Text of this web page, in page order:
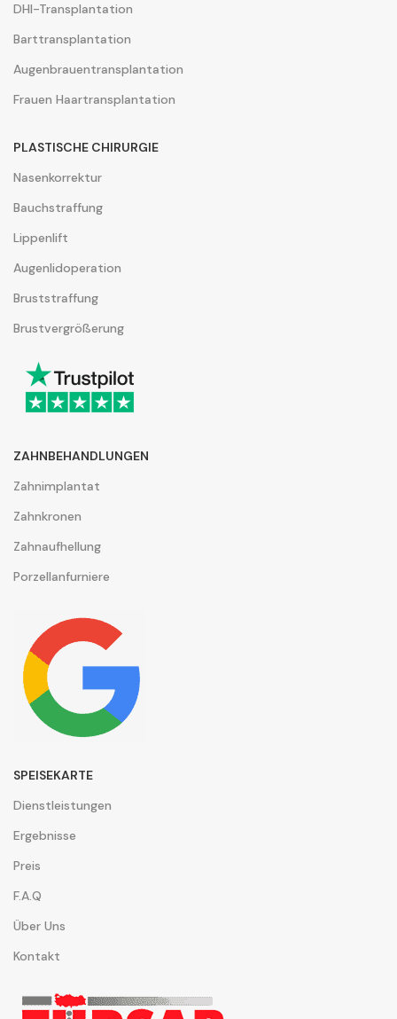
DHI-Transplantation
Barttransplantation
Augenbrauentransplantation
Frauen Haartransplantation
PLASTISCHE CHIRURGIE
Nasenkorrektur
Bauchstraffung
Lippenlift
Augenlidoperation
Bruststraffung
Brustvergrößerung
ZAHNBEHANDLUNGEN
Zahnimplantat
Zahnkronen
Zahnaufhellung
Porzellanfurniere
SPEISEKARTE
Dienstleistungen
Ergebnisse
Preis
F.A.Q
Über Uns
Kontakt